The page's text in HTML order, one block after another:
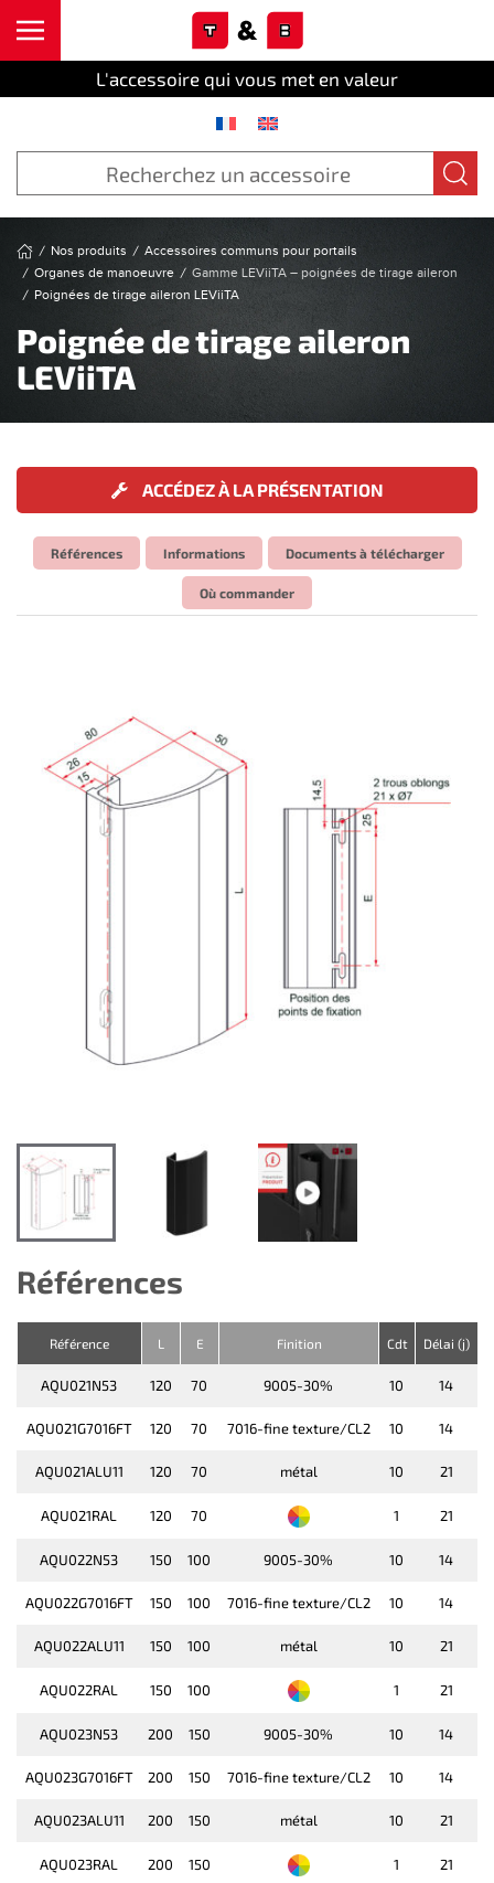
L'accessoire qui vous met en valeur
Nos produits
Accessoires communs pour portails
Organes de manoeuvre
Gamme LEViiTA – poignées de tirage aileron
Poignées de tirage aileron LEViiTA
Poignée de tirage aileron
LEViiTA
ACCÉDEZ À LA PRÉSENTATION
Références Informations Documents à télécharger
Où commander
Références
Référence L E Finition Cdt Délai (j)
AQU021N53 120 70 9005-30% 10 14
AQU021G7016FT 120 70 7016-fine texture/CL2 10 14
AQU021ALU11 120 70 métal 10 21
AQU021RAL 120 70 1 21
AQU022N53 150 100 9005-30% 10 14
AQU022G7016FT 150 100 7016-fine texture/CL2 10 14
AQU022ALU11 150 100 métal 10 21
AQU022RAL 150 100 1 21
AQU023N53 200 150 9005-30% 10 14
AQU023G7016FT 200 150 7016-fine texture/CL2 10 14
AQU023ALU11 200 150 métal 10 21
AQU023RAL 200 150 1 21
Cookies management panel